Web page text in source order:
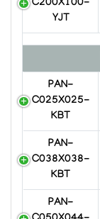
C200X100-
YJT
PAN-
C025X025-
KBT
PAN-
C038X038-
KBT
PAN-